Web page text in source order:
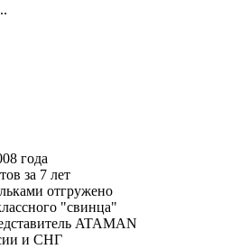
года
за 7 лет
отгружено
"свинца"
ATAMAN
и СНГ